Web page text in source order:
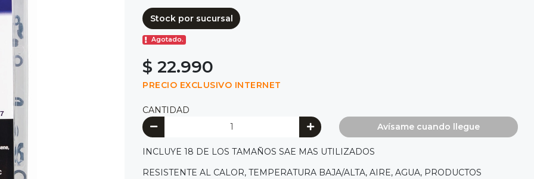
Stock por sucursal
Agotado.
$ 22.990
PRECIO EXCLUSIVO INTERNET
CANTIDAD
Avísame cuando llegue
INCLUYE 18 DE LOS TAMAÑOS SAE MAS UTILIZADOS
RESISTENTE AL CALOR, TEMPERATURA BAJA/ALTA, AIRE, AGUA, PRODUCTOS